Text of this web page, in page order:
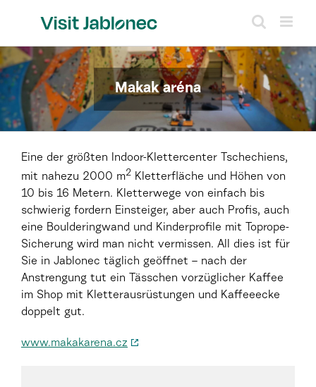
Makak aréna
Eine der größten Indoor-Klettercenter Tschechiens,
mit nahezu 2000 m2 Kletterfläche und Höhen von
10 bis 16 Metern. Kletterwege von einfach bis
schwierig fordern Einsteiger, aber auch Profis, auch
eine Boulderingwand und Kinderprofile mit Toprope-
Sicherung wird man nicht vermissen. All dies ist für
Sie in Jablonec täglich geöffnet – nach der
Anstrengung tut ein Tässchen vorzüglicher Kaffee
im Shop mit Kletterausrüstungen und Kaffeeecke
doppelt gut.
www.makakarena.cz